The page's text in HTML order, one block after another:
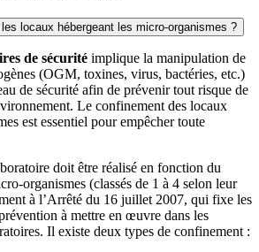
locaux hébergeant les micro-organismes ?
de sécurité implique la manipulation de
(OGM, toxines, virus, bactéries, etc.)
de sécurité afin de prévenir tout risque de
Le confinement des locaux
est essentiel pour empêcher toute
doit être réalisé en fonction du
organismes (classés de 1 à 4 selon leur
à l’Arrêté du 16 juillet 2007, qui fixe les
à mettre en œuvre dans les
Il existe deux types de confinement :